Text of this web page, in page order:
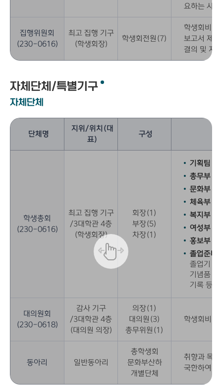
요하는 사항
집행위원회
(230-0616)
최고 집행 기구
(학생회장)
학생회전원(7)
학생회비
보고서 제
결의 및 지출
자체단체/특별기구
자체단체
단체명
지위/위치(대
표)
구성
학생총회
(230-0616)
최고 집행 기구
/3대학관 4층
(학생회장)
회장(1)
부장(5)
차장(1)
기획팀 :
총무부 :
문화부 :
체육부 :
복지부 :
여성부 :
홍보부 :
졸업준비
졸업기 념
기념품 관
기록 등
대의원회
(230-0618)
감사 기구
/3대학관 4층
(대의원 의장)
의장(1)
대의원(3)
총무위원(1)
학생회비
동아리 일반동아리
총학생회
문화부산하
개별단체
취향과 목
국한하여 활